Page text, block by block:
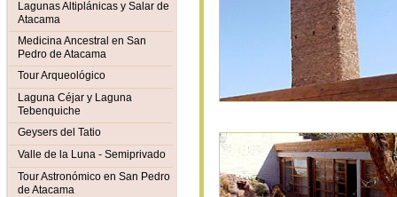
Lagunas Altiplánicas y Salar de
Atacama
Medicina Ancestral en San
Pedro de Atacama
Tour Arqueológico
Laguna Céjar y Laguna
Tebenquiche
Geysers del Tatio
Valle de la Luna - Semiprivado
Tour Astronómico en San Pedro
de Atacama